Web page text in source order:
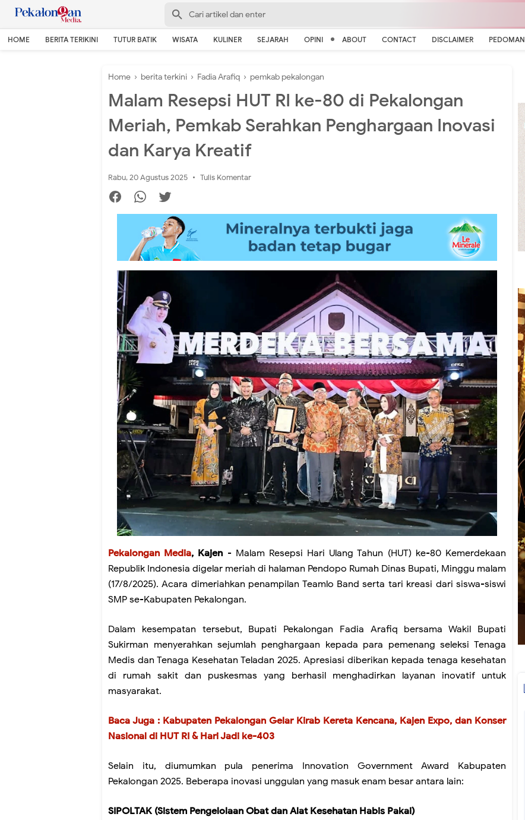
HOME BERITA TERIKINI TUTUR BATIK WISATA KULINER SEJARAH OPINI ABOUT CONTACT DISCLAIMER PEDOMAN
Home › berita terkini › Fadia Arafiq › pemkab pekalongan
Malam Resepsi HUT RI ke-80 di Pekalongan
Meriah, Pemkab Serahkan Penghargaan Inovasi
dan Karya Kreatif
Rabu, 20 Agustus 2025 Tulis Komentar
Pekalongan Media, Kajen - Malam Resepsi Hari Ulang Tahun (HUT) ke-80 Kemerdekaan
Republik Indonesia digelar meriah di halaman Pendopo Rumah Dinas Bupati, Minggu malam
(17/8/2025). Acara dimeriahkan penampilan Teamlo Band serta tari kreasi dari siswa-siswi
SMP se-Kabupaten Pekalongan.
Dalam kesempatan tersebut, Bupati Pekalongan Fadia Arafiq bersama Wakil Bupati
Sukirman menyerahkan sejumlah penghargaan kepada para pemenang seleksi Tenaga
Medis dan Tenaga Kesehatan Teladan 2025. Apresiasi diberikan kepada tenaga kesehatan
di rumah sakit dan puskesmas yang berhasil menghadirkan layanan inovatif untuk
masyarakat.
Baca Juga : Kabupaten Pekalongan Gelar Kirab Kereta Kencana, Kajen Expo, dan Konser
Nasional di HUT RI & Hari Jadi ke-403
Selain itu, diumumkan pula penerima Innovation Government Award Kabupaten
Pekalongan 2025. Beberapa inovasi unggulan yang masuk enam besar antara lain:
SIPOLTAK (Sistem Pengelolaan Obat dan Alat Kesehatan Habis Pakai)